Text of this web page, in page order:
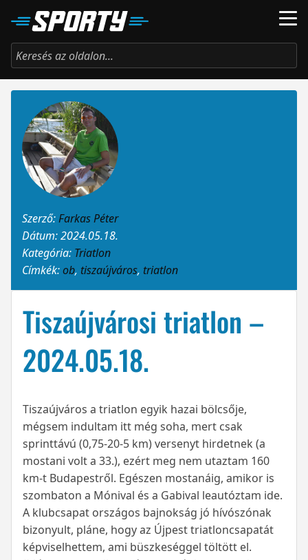
Szerző:Farkas Péter
Dátum: 2024.05.18.
Kategória: Triatlon
Címkék:ob, tiszaújváros, triatlon
Tiszaújvárosi triatlon –
2024.05.18.
Tiszaújváros a triatlon egyik hazai bölcsője,
mégsem indultam itt még soha, mert csak
sprinttávú (0,75-20-5 km) versenyt hirdetnek (a
mostani volt a 33.), ezért meg nem utaztam 160
km-t Budapestről. Egészen mostanáig, amikor is
szombaton a Mónival és a Gabival leautóztam ide.
A klubcsapat országos bajnokság jó hívószónak
bizonyult, pláne, hogy az Újpest triatloncsapatát
képviselhettem, ami büszkeséggel töltött el.